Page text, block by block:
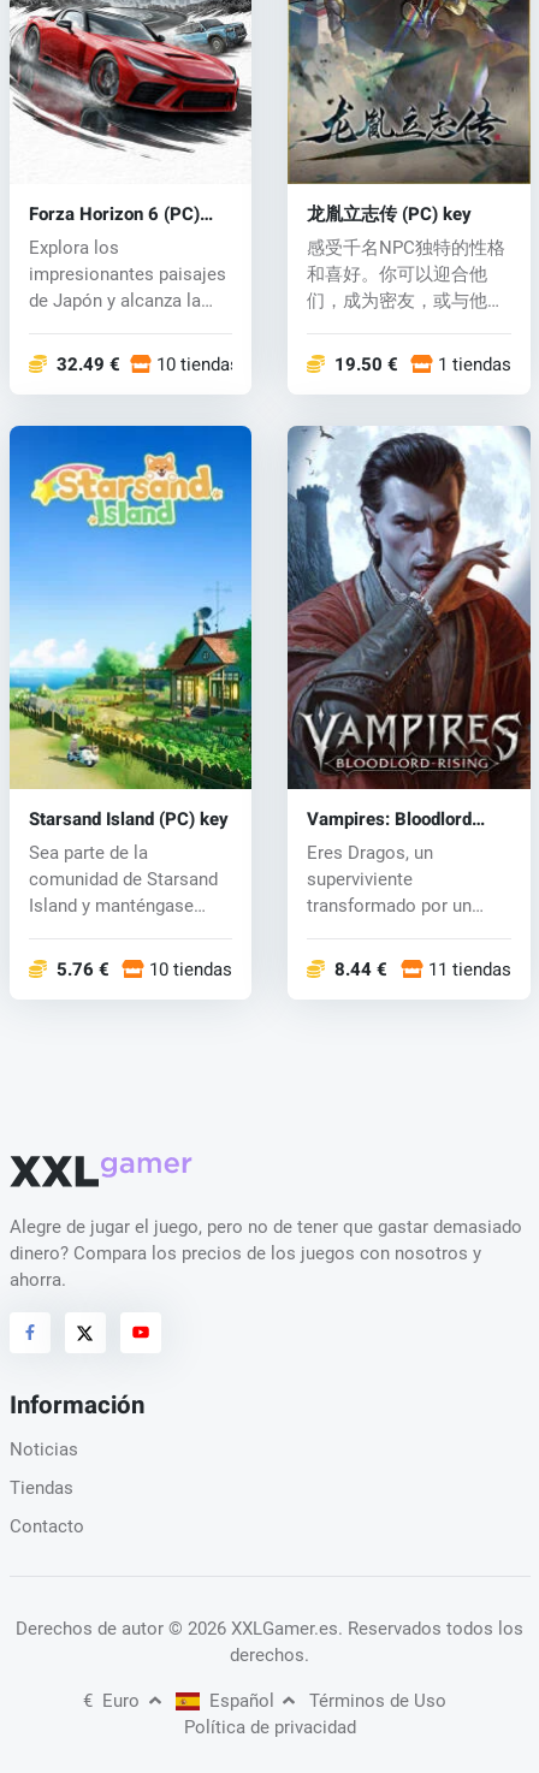
Forza Horizon 6 (PC)
key
Explora los
impresionantes paisajes
de Japón y alcanza la
32.49 € 10 tiendas
龙胤立志传 (PC) key
感受千名NPC独特的性格
和喜好。你可以迎合他
们，成为密友，或与他们
19.50 € 1 tiendas
Starsand Island (PC) key
Sea parte de la
comunidad de Starsand
Island y manténgase
5.76 € 10 tiendas
Vampires: Bloodlord
Rising (PC) key
Eres Dragos, un
superviviente
transformado por un
Explora...
8.44 € 11 tiendas
Alegre de jugar el juego, pero no de tener que gastar demasiado
dinero? Compara los precios de los juegos con nosotros y
ahorra.
Información
Noticias
Tiendas
Contacto
Derechos de autor © 2026 XXLGamer.es. Reservados todos los
derechos.
€ Euro Español
Términos de Uso
Política de privacidad